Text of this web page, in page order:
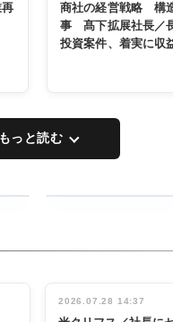
商社の経営戦略 構
事 髙下拡展社長／
投資案件、着実に収
もっと読む
念祝う 業界
関係者ら220
2026.07.28 14:37